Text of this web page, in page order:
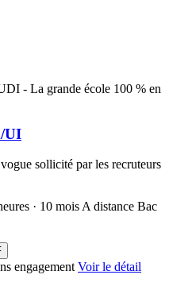
- La grande école 100 % en
UI
sollicité par les recruteurs
· 10 mois A distance Bac
engagement Voir le détail